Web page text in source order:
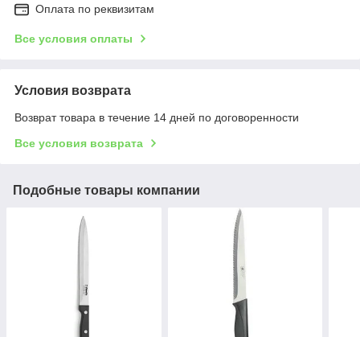
Оплата по реквизитам
Все условия оплаты
Условия возврата
Возврат товара в течение 14 дней по договоренности
Все условия возврата
Подобные товары компании